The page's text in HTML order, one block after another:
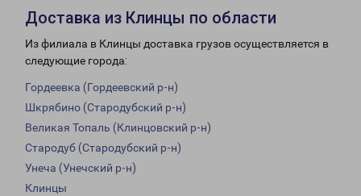
Доставка из Клинцы по области
Из филиала в Клинцы доставка грузов осуществляется в
следующие города:
Гордеевка (Гордеевский р-н)
Шкрябино (Стародубский р-н)
Великая Топаль (Клинцовский р-н)
Стародуб (Стародубский р-н)
Унеча (Унечский р-н)
Клинцы